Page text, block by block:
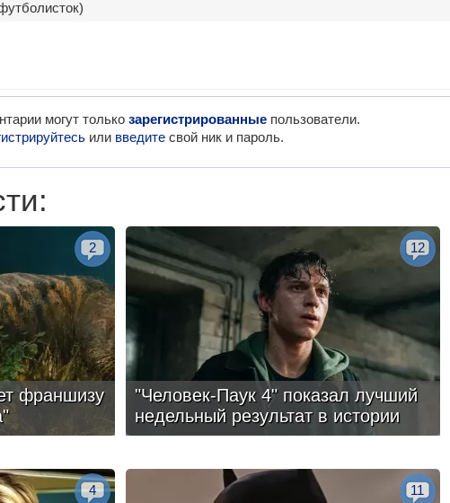
могут только зарегистрированные пользователи.
или введитесвой ник и пароль.
франшизу
2
"Человек-Паук 4" показал лучший
недельный результат в истории
12
4 11